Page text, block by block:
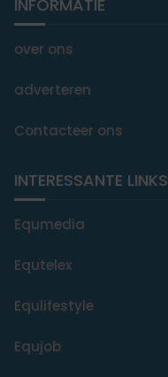
INFORMATIE
over ons
adverteren
Contacteer ons
INTERESSANTE LINKS
Equmedia
Equtelex
Equlifestyle
Equjob